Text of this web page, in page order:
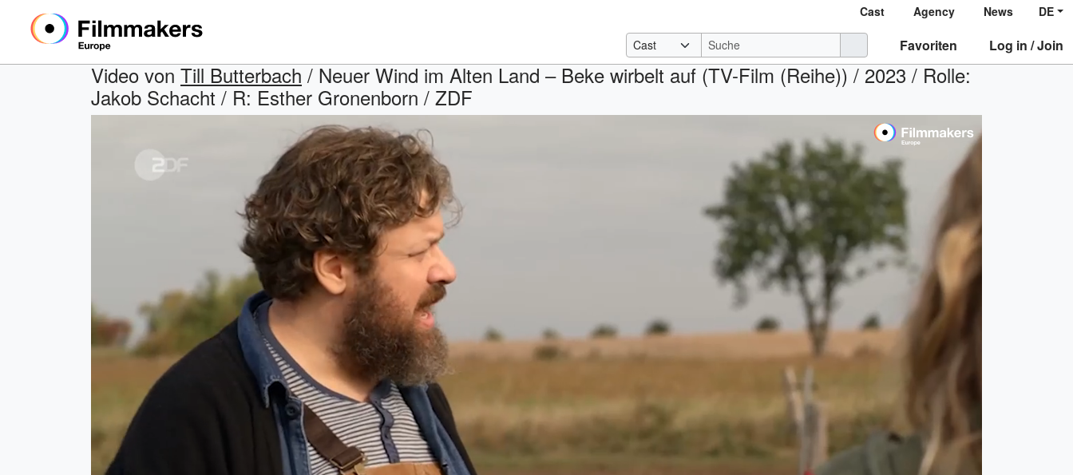
Cast Agency News DE
Favoriten Log in / Join
Video von Till Butterbach / Neuer Wind im Alten Land – Beke wirbelt auf (TV-Film (Reihe)) / 2023 / Rolle:
Jakob Schacht / R: Esther Gronenborn / ZDF